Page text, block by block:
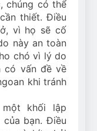
chúng có thể
thiết. Điều
vì họ sẽ cố
này an toàn
chó vì lý do
có vấn đề về
khi tránh
khối lập
bạn. Điều